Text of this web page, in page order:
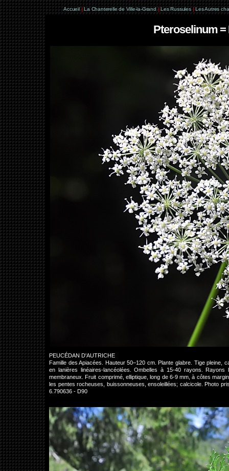
Accueil | La Chanterelle de Ville-la-Grand | Les Russules | Les Autres
Pteroselinum
PEUCÉDAN D'AUTRICHE
Famille des Apiacées. Hauteur 50–120 cm. Plante glabre. Tige pleine,
en lanières linéaires-lancéolées. Ombelles à 15-40 rayons.
membraneux. Fruit comprimé, elliptique, long de 6-9 mm, à côtes
les pentes rocheuses, buissonneuses, ensoleillées; calcicole. Photo
6.790636 - D90